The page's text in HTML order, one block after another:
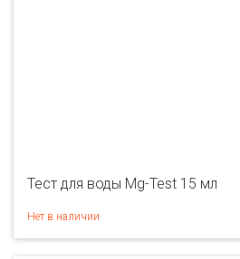
Тест для воды Mg-Test 15 мл
Нет в наличии